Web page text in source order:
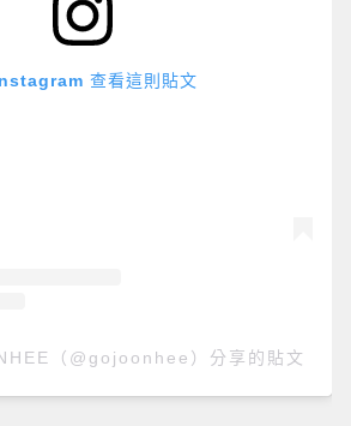
查看這則貼文
（@gojoonhee）分享的貼文